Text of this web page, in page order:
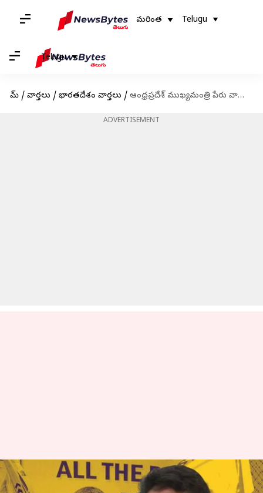
మరింత Telugu
Telugu
హోమ్ / వార్తలు / భారతదేశం వార్తలు / ఆంధ్రప్రదేశ్‌ ముఖ్యమంత్రి పేరు వాడుకొని రూ.కోట్లు కాజేసిన మాజీ రంజీ ప్లేయర్
ADVERTISEMENT
ఆంధ్రప్రదేశ్‌ ముఖ్యమంత్రి పేరు